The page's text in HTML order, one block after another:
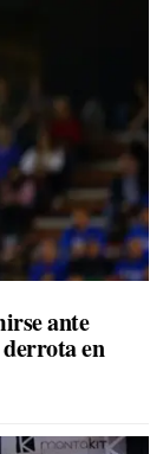
ante
en